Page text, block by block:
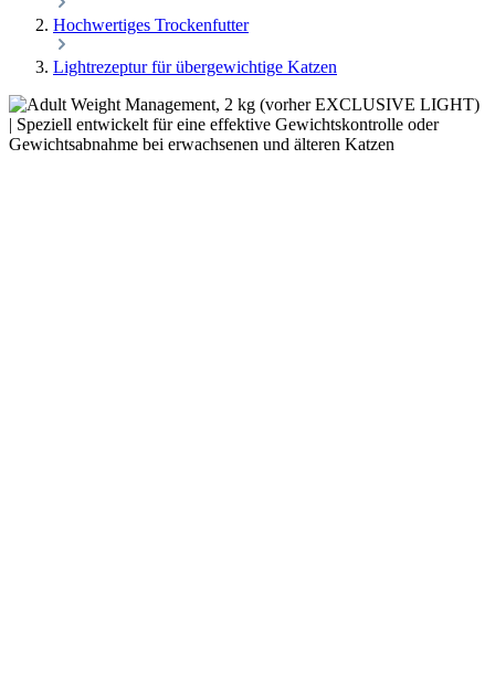
Hochwertiges Trockenfutter
Lightrezeptur für übergewichtige Katzen